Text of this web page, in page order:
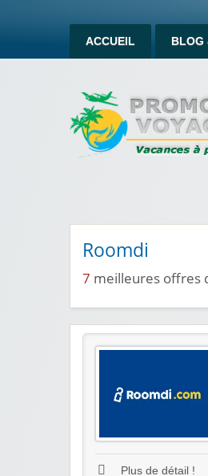
ACCUEIL BLOG
Roomdi
7 meilleures offres
Plus de détail !